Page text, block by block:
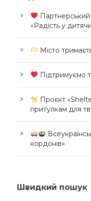
«Радість у
Місто
Підтримуємо
Проєкт
притулкам для
кордонів»
Швидкий пошук